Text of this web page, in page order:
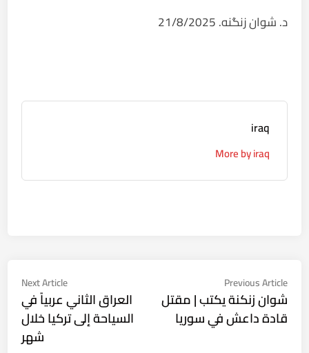
د. شوان زنگنه. 21/8/2025
iraq
More by iraq
تصفّح
المقالات
Previous Article
article:
شوان زنكنة يكتب | مقتل
قادة داعش في سوريا
Next Article
Next
العراق الثاني عربياً في
السياحة إلى تركيا خلال
شهر